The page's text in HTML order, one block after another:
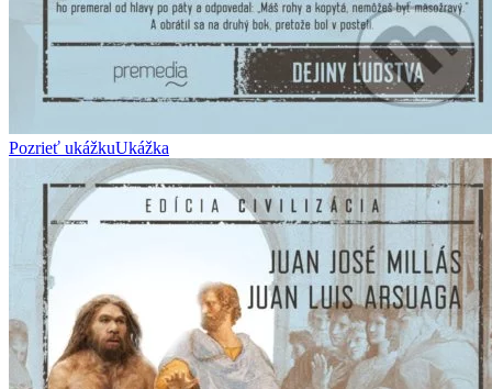
Pozrieť ukážkuUkážka